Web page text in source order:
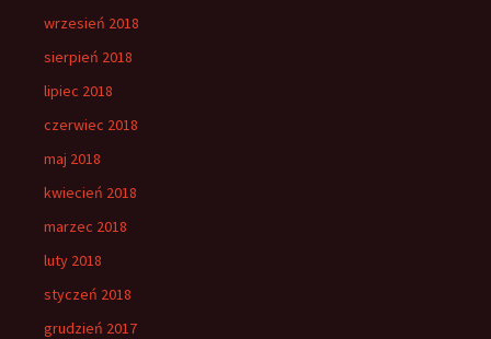
wrzesień 2018
sierpień 2018
lipiec 2018
czerwiec 2018
maj 2018
kwiecień 2018
marzec 2018
luty 2018
styczeń 2018
grudzień 2017